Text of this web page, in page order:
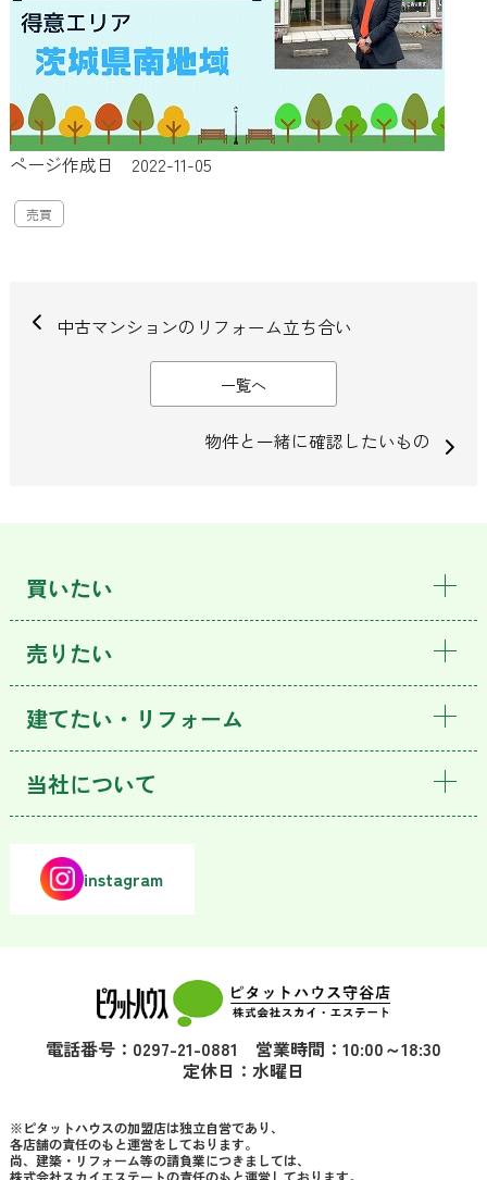
ページ作成日 2022-11-05
売買
中古マンションのリフォーム立ち合い
一覧へ
物件と一緒に確認したいもの
買いたい
売りたい
建てたい・リフォーム
当社について
instagram
電話番号：0297-21-0881 営業時間：10:00～18:30
定休日：水曜日
※ピタットハウスの加盟店は独立自営であり、
各店舗の責任のもと運営をしております。
尚、建築・リフォーム等の請負業につきましては、